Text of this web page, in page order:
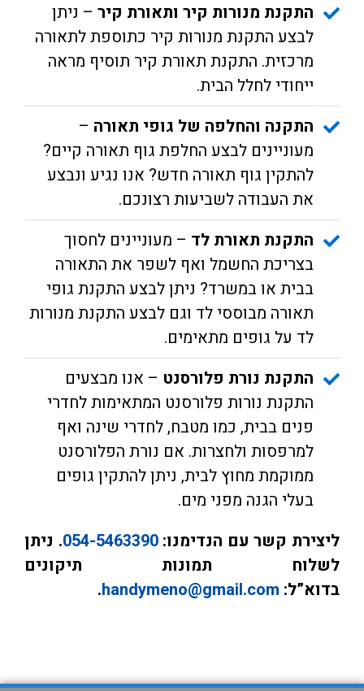
התקנת מנורות קיר ותאורת קיר – ניתן
לבצע התקנת מנורות קיר כתוספת לתאורה
מרכזית. התקנת תאורת קיר תוסיף מראה
ייחודי לחלל הבית.
התקנה והחלפה של גופי תאורה –
מעוניינים לבצע החלפת גוף תאורה קיים?
להתקין גוף תאורה חדש? אנו נגיע ונבצע
את העבודה לשביעות רצונכם.
התקנת תאורת לד – מעוניינים לחסוך
בצריכת החשמל ואף לשפר את התאורה
בבית או במשרד? ניתן לבצע התקנת גופי
תאורה מבוססי לד וגם לבצע התקנת מנורות
לד על גופים מתאימים.
התקנת נורת פלורסנט – אנו מבצעים
התקנת נורות פלורסנט המתאימות לחדרי
פנים בבית, כמו מטבח, לחדרי שינה ואף
למרפסות ולחצרות. אם נורת הפלורסנט
ממוקמת מחוץ לבית, ניתן להתקין גופים
בעלי הגנה מפני מים.
ליצירת קשר עם הנדימנו:054-5463390. ניתן
לשלוח תמונות תיקונים
בדוא”ל: handymeno@gmail.com
.